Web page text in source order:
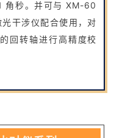
角秒。并可与 XM-60
干涉仪配合使用，对
回转轴进行高精度校